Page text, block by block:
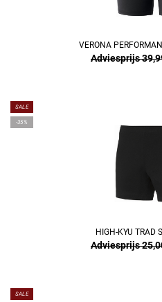
VERONA
Adviesprijs
SALE
-35%
HIGH-KYU TRAD
Adviesprijs
SALE